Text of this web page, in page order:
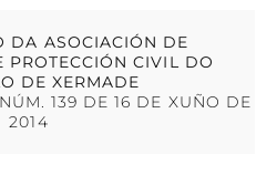
DA ASOCIACIÓN DE
PROTECCIÓN CIVIL DO
DE XERMADE
139 DE 16 DE XUÑO DE
2014